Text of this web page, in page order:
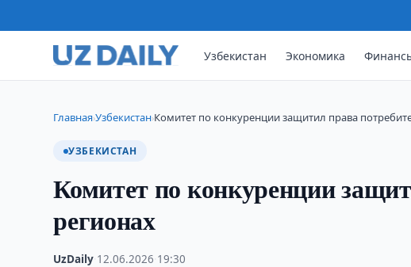
Узбекистан Экономика
Главная›Узбекистан›Комитет по конкуренции защитил права
УЗБЕКИСТАН
Комитет по конкуренции
регионах
UzDaily 12.06.2026 19:30